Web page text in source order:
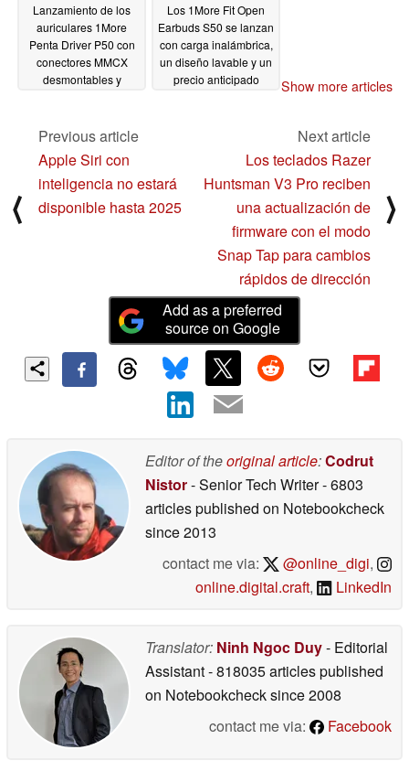
Lanzamiento de los
auriculares 1More
Penta Driver P50 con
conectores MMCX
desmontables y
Los 1More Fit Open
Earbuds S50 se lanzan
con carga inalámbrica,
un diseño lavable y un
precio anticipado
Show more articles
⟨
Previous article
Apple Siri con
inteligencia no estará
disponible hasta 2025
Next article
Los teclados Razer
Huntsman V3 Pro reciben
una actualización de
firmware con el modo
Snap Tap para cambios
rápidos de dirección
⟩
Add as a preferred
source on Google
Editor of theoriginal article:Codrut
Nistor- Senior Tech Writer- 6803
articles published on Notebookcheck
since 2013
contact me via:
@online_digi,
online.digital.craft, LinkedIn
Translator: Ninh Ngoc Duy- Editorial
Assistant- 818035 articles published
on Notebookchecksince 2008
contact me via:
Facebook